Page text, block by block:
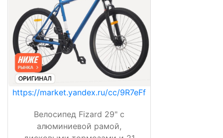
https://market.yandex.ru/cc/9R7eFf
Велосипед Fizard 29" с
алюминиевой рамой,